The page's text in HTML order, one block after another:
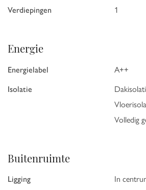
Verdiepingen 1
Energie
Energielabel
A++
Isolatie
Volledig
Buitenruimte
Ligging
In